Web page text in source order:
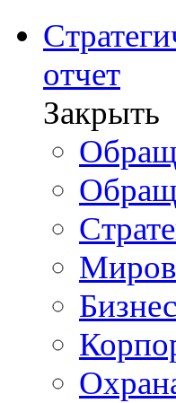
отчет
Закрыть